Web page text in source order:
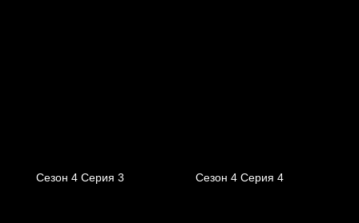
Сезон 4 Серия 3 Сезон 4 Серия 4